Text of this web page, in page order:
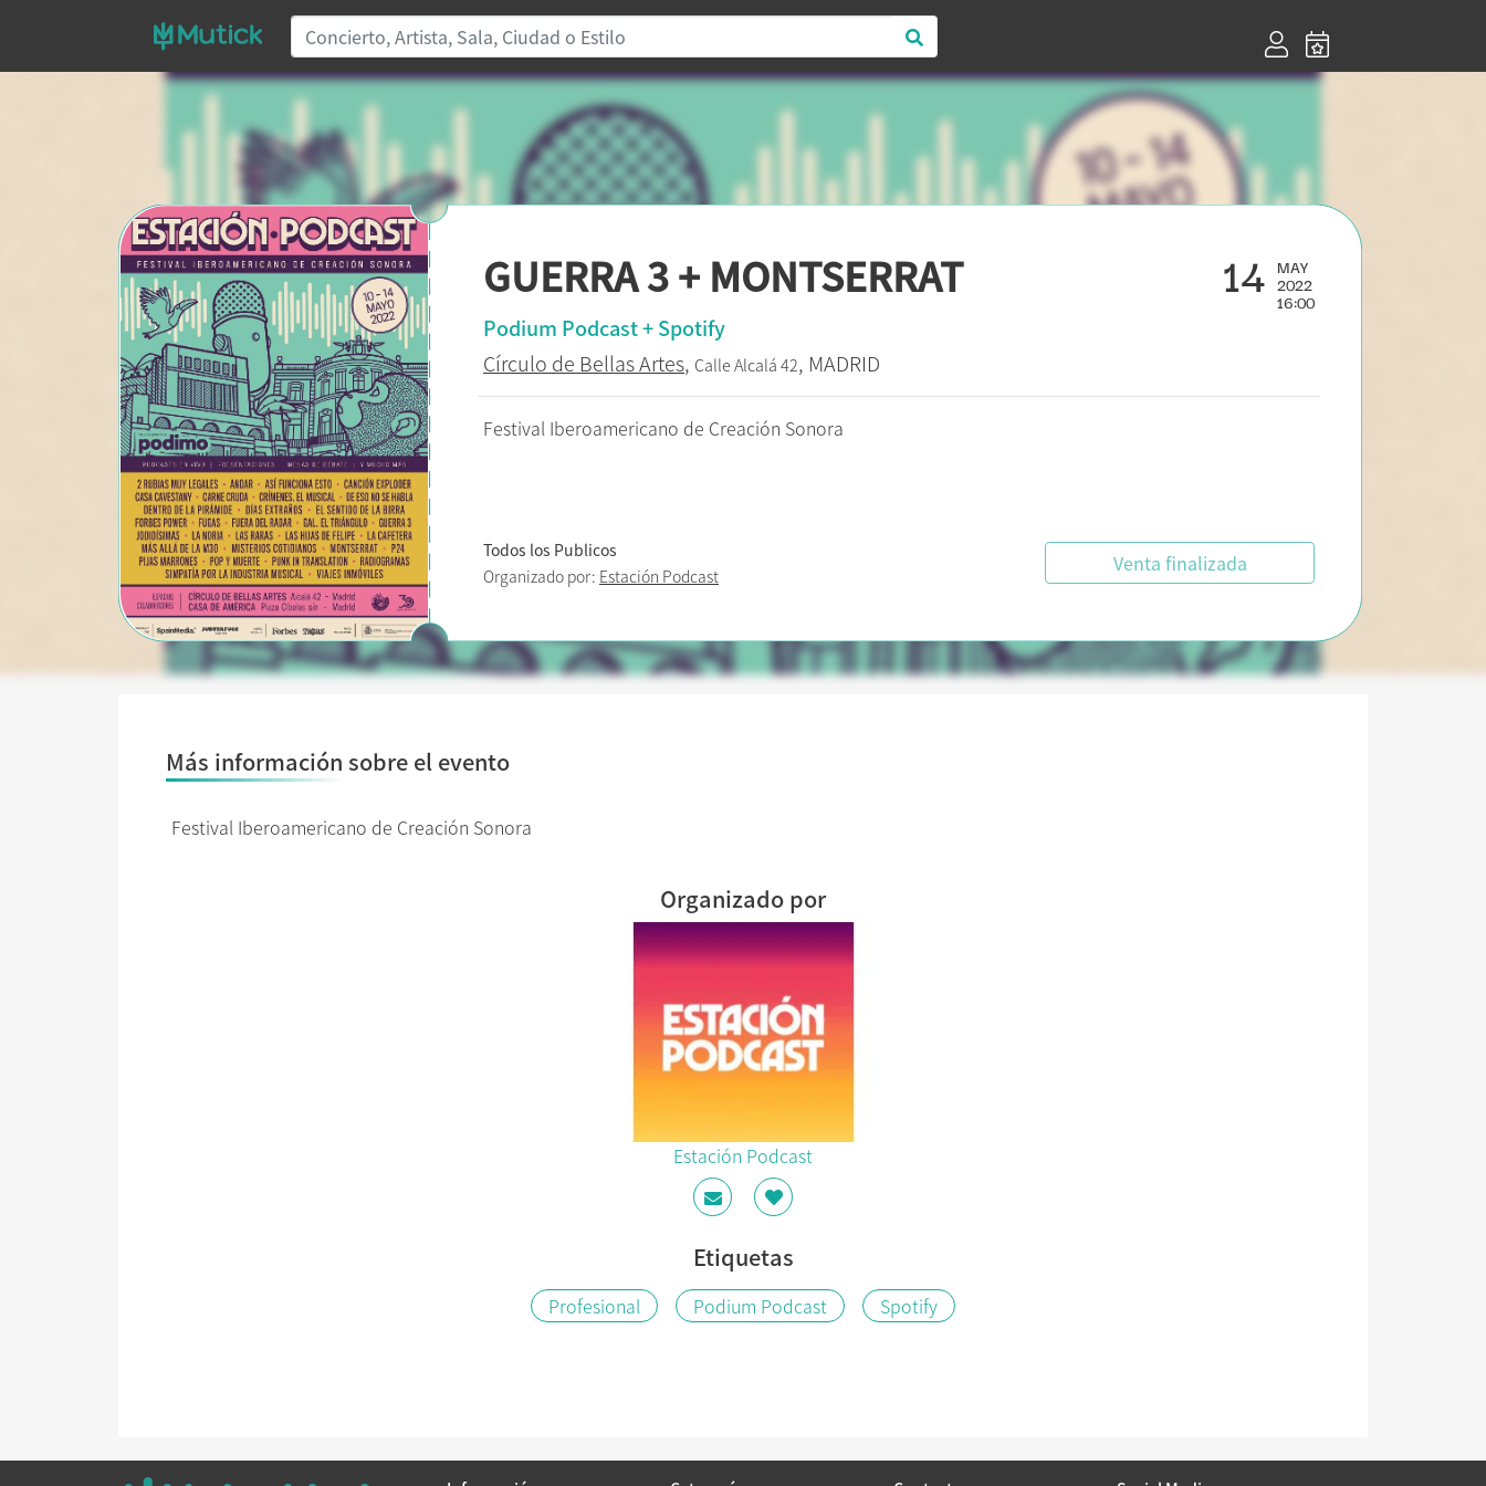
GUERRA 3 + MONTSERRAT 14 MAY
2022
16:00
Podium Podcast + Spotify
Círculo de Bellas Artes, Calle Alcalá 42, MADRID
Festival Iberoamericano de Creación Sonora
Todos los Publicos
Organizado por: Estación Podcast Venta finalizada
Más información sobre el evento
Festival Iberoamericano de Creación Sonora
Organizado por
Estación Podcast
Etiquetas
Profesional Podium Podcast Spotify